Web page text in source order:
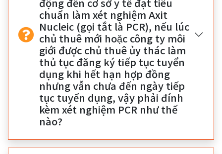
chuẩn làm xét nghiệm Axit
Nucleic (gọi tắt là PCR), nếu lúc
chủ thuê mới hoặc công ty môi
giới được chủ thuê ủy thác làm
thủ tục đăng ký tiếp tục tuyển
dụng khi hết hạn hợp đồng
nhưng vẫn chưa đến ngày tiếp
tục tuyển dụng, vậy phải đính
kèm xét nghiệm PCR như thế
nào?